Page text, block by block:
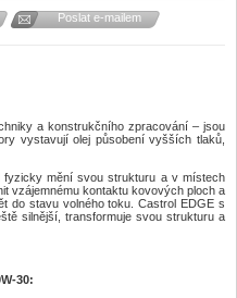
Poslat e-mailem
a konstrukčního zpracování – jsou
vystavují olej působení vyšších tlaků,
fyzicky mění svou strukturu a v místech
vzájemnému kontaktu kovových ploch a
do stavu volného toku. Castrol EDGE s
silnější, transformuje svou strukturu a
30: